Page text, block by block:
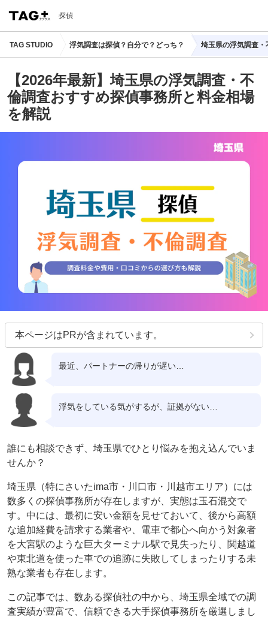
探偵
TAG STUDIO 浮気調査は探偵？自分で？どっち？ 埼玉県の浮気調査
【2026年最新】埼玉県の浮気調査・不
倫調査おすすめ探偵事務所と料金相場
を解説
本ページはPRが含まれています。
最近、パートナーの帰りが遅い…
浮気をしている気がするが、証拠がない…
誰にも相談できず、埼玉県でひとり悩みを抱え込んでいま
せんか？
埼玉県（特にさいたima市・川口市・川越市エリア）には
数多くの探偵事務所が存在しますが、実態は玉石混交で
す。中には、最初に安い金額を見せておいて、後から高額
な追加経費を請求する業者や、電車で都心へ向かう対象者
を大宮駅のような巨大ターミナル駅で見失ったり、関越道
や東北道を使った車での追跡に失敗してしまったりする未
熟な業者も存在します。
この記事では、数ある探偵社の中から、埼玉県全域での調
査実績が豊富で、信頼できる大手探偵事務所を厳選しまし